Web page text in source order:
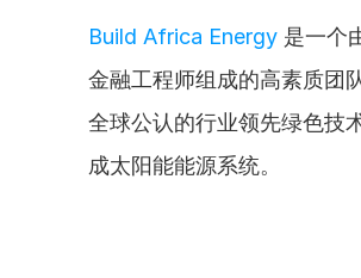
Build Africa Energy 是一个
金融工程师组成的高素质团
全球公认的行业领先绿色技
成太阳能能源系统。